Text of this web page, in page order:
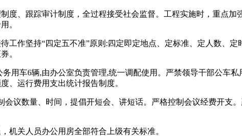
度、跟踪审计制度，全过程接受社会监督。工程实施时，重点加
。
作坚持“四定五不准”原则:四定即定地点、定标准、定人数、定
。
用车6辆,由办公室负责管理,统一调配使用。严禁领导干部公车
、运行费用支出统计报告制度。
议数量、时间，提倡开短会、讲短话。严格控制会议经费开支
机关人员办公用房全部符合上级有关标准。